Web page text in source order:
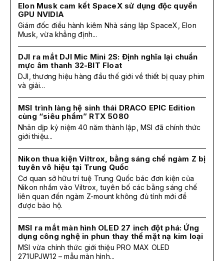
Elon Musk cam kết SpaceX sử dụng độc quyền
GPU NVIDIA
Giám đốc điều hành kiêm Nhà sáng lập SpaceX, Elon
Musk, vừa khẳng định...
DJI ra mắt DJI Mic Mini 2S: Định nghĩa lại chuẩn
mực âm thanh 32-BIT Float
DJI, thương hiệu hàng đầu thế giới về thiết bị quay phim
và giải...
MSI trình làng hệ sinh thái DRACO EPIC Edition
cùng “siêu phẩm” RTX 5080
Nhân dịp kỷ niệm 40 năm thành lập, MSI đã chính thức
giới thiệu...
Nikon thua kiện Viltrox, bằng sáng chế ngàm Z bị
tuyên vô hiệu tại Trung Quốc
Cơ quan sở hữu trí tuệ Trung Quốc bác đơn kiện của
Nikon nhắm vào Viltrox, tuyên bố các bằng sáng chế
liên quan đến ngàm Z-mount không đủ tính mới để
được bảo hộ.
MSI ra mắt màn hình OLED 27 inch đột phá: Ứng
dụng công nghệ in phun thay thế mặt nạ kim loại
MSI vừa chính thức giới thiệu PRO MAX OLED
271UPJW12 – mẫu màn hình...